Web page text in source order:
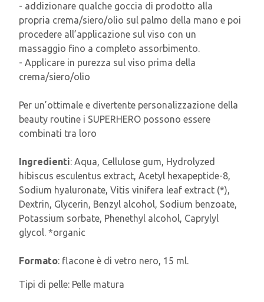
- addizionare qualche goccia di prodotto alla
propria crema/siero/olio sul palmo della mano e poi
procedere all’applicazione sul viso con un
massaggio fino a completo assorbimento.
- Applicare in purezza sul viso prima della
crema/siero/olio
Per un’ottimale e divertente personalizzazione della
beauty routine i SUPERHERO possono essere
combinati tra loro
Ingredienti: Aqua, Cellulose gum, Hydrolyzed
hibiscus esculentus extract, Acetyl hexapeptide-8,
Sodium hyaluronate, Vitis vinifera leaf extract (*),
Dextrin, Glycerin, Benzyl alcohol, Sodium benzoate,
Potassium sorbate, Phenethyl alcohol, Caprylyl
glycol. *organic
Formato: flacone è di vetro nero, 15 ml.
Tipi di pelle: Pelle matura